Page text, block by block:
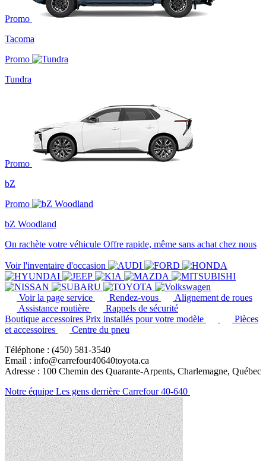
Promo
Tacoma
Promo
Tundra
Promo
bZ
Promo
bZ Woodland
On rachète votre véhicule Offre rapide, même sans achat chez nous
Voir l'inventaire d'occasion
Voir la page service Rendez-vous
Alignement de roues
Assistance routière
Rappels de sécurité
Boutique accessoires Prix installés pour votre modèle
Pièces
et accessoires
Centre du pneu
Téléphone : (450) 581-3540
Email : info@carrefour40640toyota.ca
Adresse : 100 Chemin des Quarante-Arpents, Charlemagne, Québec
Notre équipe Les gens derrière Carrefour 40-640